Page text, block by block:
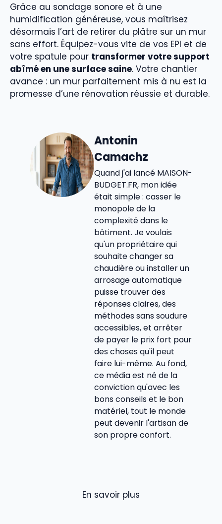
Grâce au sondage sonore et à une
humidification généreuse, vous maîtrisez
désormais l’art de retirer du plâtre sur un mur
sans effort. Équipez-vous vite de vos EPI et de
votre spatule pour transformer votre support
abîmé en une surface saine. Votre chantier
avance : un mur parfaitement mis à nu est la
promesse d’une rénovation réussie et durable.
Antonin
Camachz
Quand j'ai lancé MAISON-
BUDGET.FR, mon idée
était simple : casser le
monopole de la
complexité dans le
bâtiment. Je voulais
qu'un propriétaire qui
souhaite changer sa
chaudière ou installer un
arrosage automatique
puisse trouver des
réponses claires, des
méthodes sans soudure
accessibles, et arrêter
de payer le prix fort pour
des choses qu'il peut
faire lui-même. Au fond,
ce média est né de la
conviction qu'avec les
bons conseils et le bon
matériel, tout le monde
peut devenir l'artisan de
son propre confort.
En savoir plus